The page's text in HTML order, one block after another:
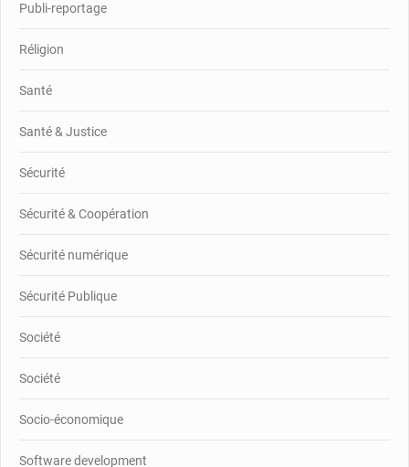
Publi-reportage
Réligion
Santé
Santé & Justice
Sécurité
Sécurité & Coopération
Sécurité numérique
Sécurité Publique
Société
Société
Socio-économique
Software development